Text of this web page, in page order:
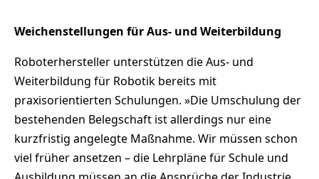
Weichenstellungen für Aus- und Weiterbildung
Roboterhersteller unterstützen die Aus- und
Weiterbildung für Robotik bereits mit
praxisorientierten Schulungen. »Die Umschulung der
bestehenden Belegschaft ist allerdings nur eine
kurzfristig angelegte Maßnahme. Wir müssen schon
viel früher ansetzen – die Lehrpläne für Schule und